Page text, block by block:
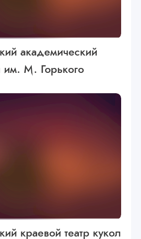
академический
им. М. Горького
краевой театр кукол